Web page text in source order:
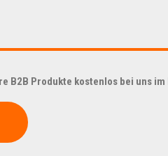
B2B Produkte kostenlos bei uns